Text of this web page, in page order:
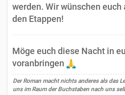
werden. Wir wünschen euch
den Etappen!
Möge euch diese Nacht in
voranbringen
Der Roman macht nichts anderes als das
uns im Raum der Buchstaben nach uns